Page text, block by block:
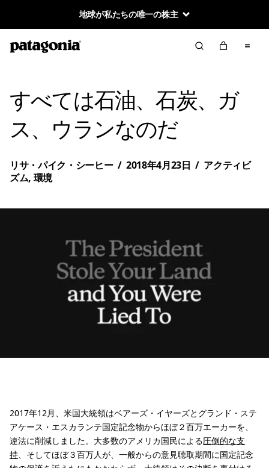
地球が私たちの唯一の株主
すべては石油、石炭、ガ
ス、ウランなのだ
リサ・パイク・シーヒー / 2018年4月23日 / アクティビ
ズム, 環境
2017年12月、米国大統領はベアーズ・イヤーズとグランド・ステ
アケース・エスカランテ国定記念物からほぼ２百万エーカーを、
違法に削減しました。大多数のアメリカ国民による圧倒的な支
持、そしてほぼ３百万人が、一般からの意見聴取期間に国定記念